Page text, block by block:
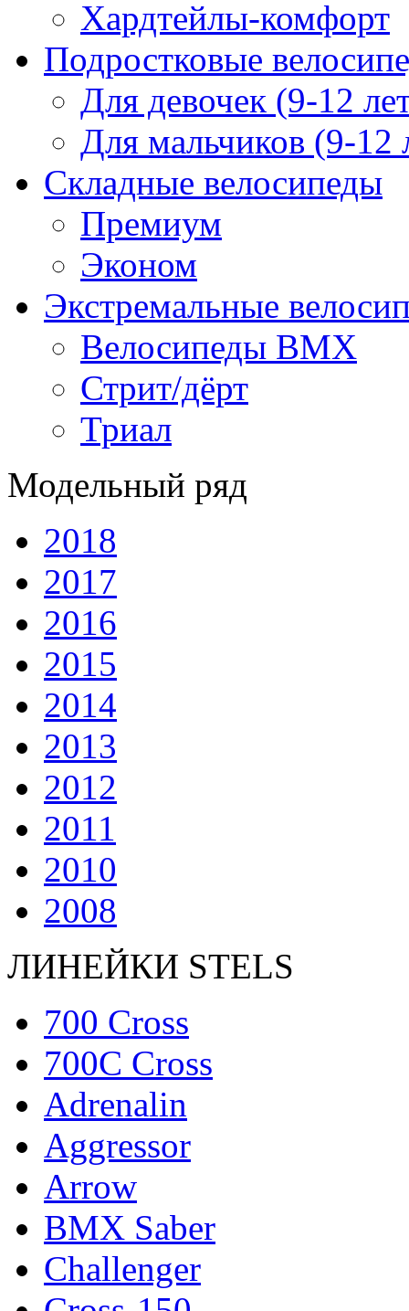
Хардтейлы-комфорт
Подростковые
Для девочек (9-12
Для мальчиков (9-12
Складные велосипеды
Премиум
Эконом
Экстремальные
Велосипеды BMX
Стрит/дёрт
Триал
Модельный ряд
2018
2017
2016
2015
2014
2013
2012
2011
2010
2008
ЛИНЕЙКИ STELS
700 Cross
700C Cross
Adrenalin
Aggressor
Arrow
BMX Saber
Challenger